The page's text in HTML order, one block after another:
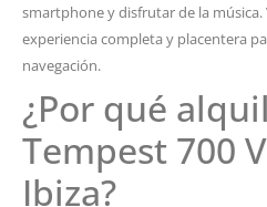
smartphone y disfrutar de la música.
experiencia completa y placentera
navegación.
¿Por qué
Tempest 700
Ibiza?